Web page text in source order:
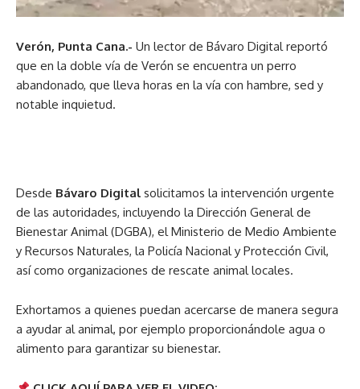
Verón, Punta Cana.- Un lector de Bávaro Digital reportó
que en la doble vía de Verón se encuentra un perro
abandonado, que lleva horas en la vía con hambre, sed y
notable inquietud.
Desde Bávaro Digital solicitamos la intervención urgente
de las autoridades, incluyendo la Dirección General de
Bienestar Animal (DGBA), el Ministerio de Medio Ambiente
y Recursos Naturales, la Policía Nacional y Protección Civil,
así como organizaciones de rescate animal locales.
Exhortamos a quienes puedan acercarse de manera segura
a ayudar al animal, por ejemplo proporcionándole agua o
alimento para garantizar su bienestar.